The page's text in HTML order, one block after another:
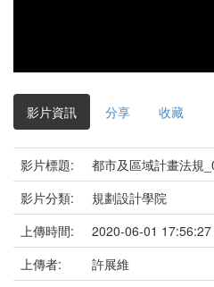
影片資訊 分享 收藏
影片標題:
都市及區域計畫法規
影片分類:
規劃設計學院
上傳時間:
2020-06-01 17:56:27
上傳者:
許展維